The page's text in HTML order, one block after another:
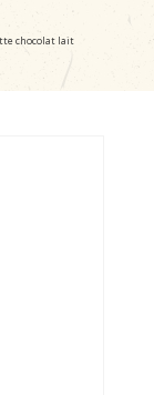
chocolat lait